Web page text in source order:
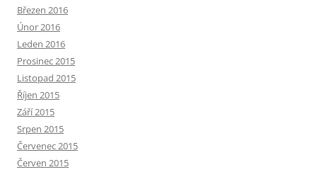
Březen 2016
Únor 2016
Leden 2016
Prosinec 2015
Listopad 2015
Říjen 2015
Září 2015
Srpen 2015
Červenec 2015
Červen 2015